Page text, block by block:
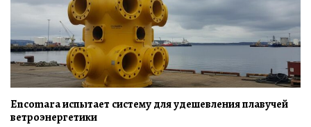
Encomara испытает систему для удешевления плавучей
ветроэнергетики